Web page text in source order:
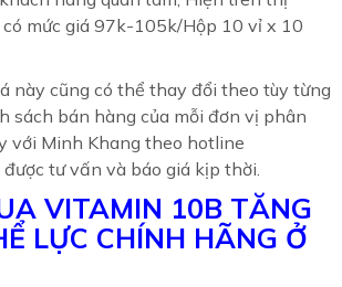
mức giá 97k-105k/Hộp 10 vỉ x 10
này cũng có thể thay đổi theo tùy từng
sách bán hàng của mỗi đơn vị phân
với Minh Khang theo hotline
tư vấn và báo giá kịp thời.
VITAMIN 10B TĂNG
LỰC CHÍNH HÃNG Ở